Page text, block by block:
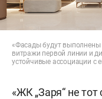
«Фасады будут выполнены
витражи первой линии и
устойчивые ассоциации с
«ЖК „Заря“ не